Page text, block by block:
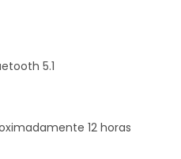
5.1
12 horas